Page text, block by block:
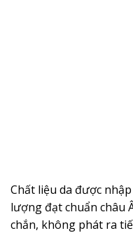
Chất liệu da được
lượng đạt chuẩn châu
chắn, không phát ra